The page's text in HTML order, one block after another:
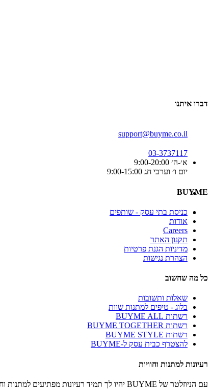
דברו איתנו
support@buyme.co.il
03-3737117
א׳-ה׳ 9:00-20:00
יום ו׳ וערבי חג 9:00-15:00
BUYME
כניסת בתי עסק - שותפים
אודות
Careers
תקנון האתר
מדיניות הגנת פרטיות
הצהרת נגישות
כל מה שחשוב
שאלות ותשובות
בלוג - טיפים למתנות שוות
רשתות BUYME ALL
רשתות BUYME TOGETHER
רשתות BUYME STYLE
להצטרף כבית עסק ל-BUYME
רעיונות למתנות וחוויות
עם הניוזלטר של BUYME יהיו לך תמיד רעיונות מפתיעים למתנות וחוויות.